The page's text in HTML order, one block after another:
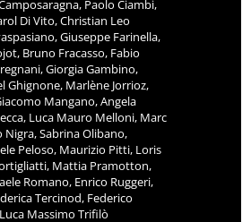
Paolo Ciambi,
Di Vito, Christian Leo
Giuseppe Farinella,
Bruno Fracasso, Fabio
Giorgia Gambino,
Ghignone, Marlène Jorrioz,
Mangano, Angela
Luca Mauro Melloni, Marc
Sabrina Olibano,
Peloso, Maurizio Pitti, Loris
Mattia Pramotton,
Romano, Enrico Ruggeri,
Tercinod, Federico
Massimo Trifilò